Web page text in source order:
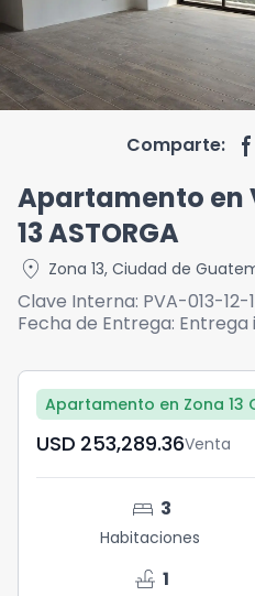
Comparte:
Apartamento en
13 ASTORGA
location_on Zona 13, Ciudad de
Clave Interna: PVA-013-12-
Fecha de Entrega: Entrega
Apartamento en Zona 13
USD	253,289.36Venta
bed 3
Habitaciones
faucet 1